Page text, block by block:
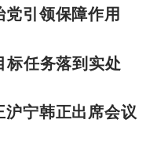
引领保障作用
标任务落到实处
宁韩正出席会议